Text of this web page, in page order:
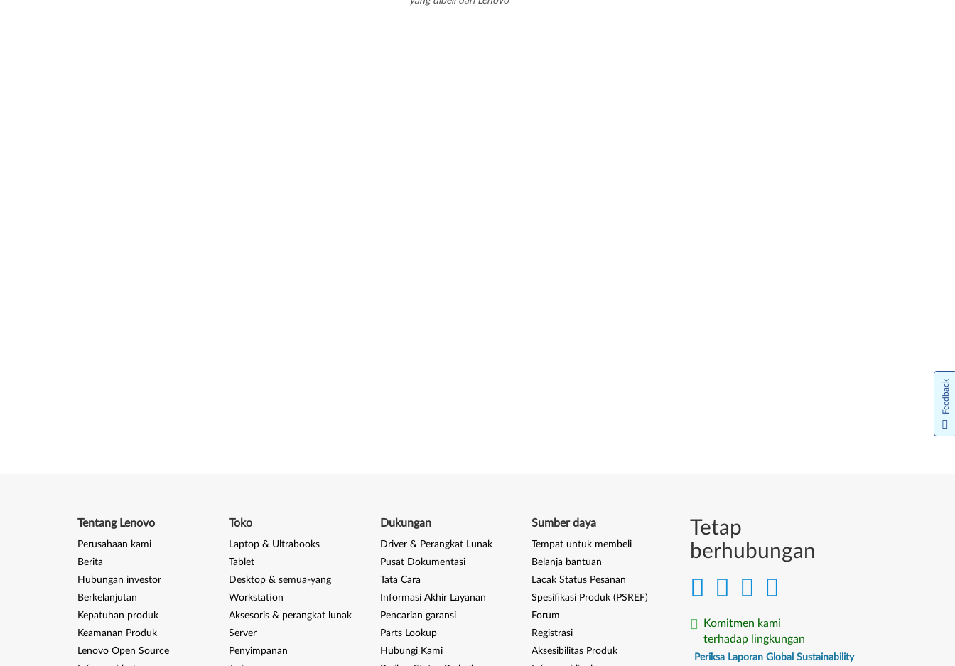
Tetap
berhubungan
Komitmen kami
terhadap lingkungan
Periksa Laporan Global Sustainability
Tentang Lenovo
Perusahaan kami
Berita
Hubungan investor
Berkelanjutan
Kepatuhan produk
Keamanan Produk
Lenovo Open Source
Toko
Laptop & Ultrabooks
Tablet
Desktop & semua-yang
Workstation
Aksesoris & perangkat lunak
Server
Penyimpanan
Dukungan
Driver & Perangkat Lunak
Pusat Dokumentasi
Tata Cara
Informasi Akhir Layanan
Pencarian garansi
Parts Lookup
Hubungi Kami
Sumber daya
Tempat untuk membeli
Belanja bantuan
Lacak Status Pesanan
Spesifikasi Produk (PSREF)
Forum
Registrasi
Aksesibilitas Produk
Feedback